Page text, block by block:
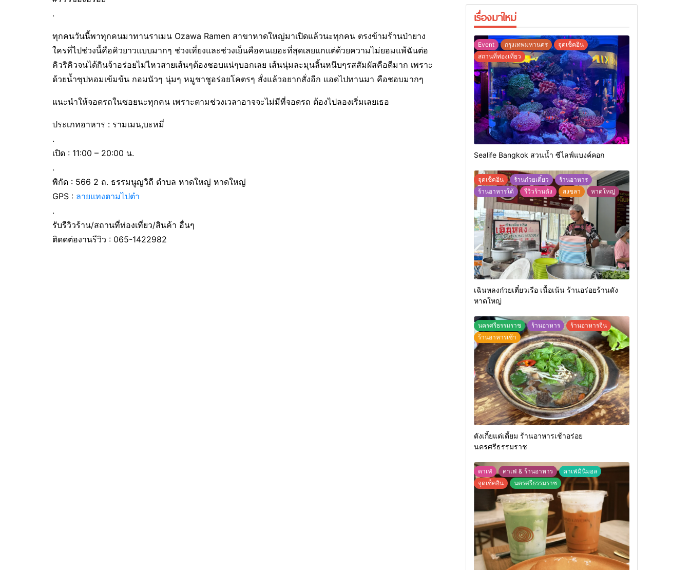
.
ทุกคนวันนี้พาทุกคนมาทานราเมน Ozawa Ramen สาขาหาดใหญ่มาเปิดแล้วนะทุกคน ตรงข้ามร้านป่ายาง
ใครที่ไปช่วงนี้คือคิวยาวแบบมากๆ ช่วงเที่ยงและช่วงเย็นคือคนเยอะที่สุดเลยแกแต่ด้วยความไม่ยอมแพ้ฉันต่อ
คิวริคิวจนได้กินจ้าอร่อยไม่ไหวสายเส้นๆต้องชอบแน่ๆบอกเลย เส้นนุ่มละมุนลิ้นหนึบๆรสสัมผัสคือดีมาก เพราะ
ด้วยน้ำซุปหอมเข้มข้น กอมนัวๆ นุ่มๆ หมูชาชูอร่อยโคตรๆ สั่งแล้วอยากสั่งอีก แอดไปทานมา คือชอบมากๆ
แนะนำให้จอดรถในซอยนะทุกคน เพราะตามช่วงเวลาอาจจะไม่มีที่จอดรถ ต้องไปลองเริ่มเลยเธอ
ประเภทอาหาร : รามเมน,บะหมี่
.
เปิด : 11:00 – 20:00 น.
.
พิกัด : 566 2 ถ. ธรรมนูญวิถี ตำบล หาดใหญ่ หาดใหญ่
GPS : ลายแทงตามไปตำ
.
รับรีวิวร้าน/สถานที่ท่องเที่ยว/สินค้า อื่นๆ
ติดดต่องานรีวิว : 065-1422982
เรื่องมาใหม่
Event กรุงเทพมหานคร
จุดเช็คอิน
สถานที่ท่องเที่ยว
Sealife Bangkok สวนน้ำ ซีไลฟ์แบงค์คอก
จุดเช็คอิน ร้านก๋วยเตี๋ยว
ร้านอาหาร
ร้านอาหารใต้
รีวิวร้านดัง สงขลา หาดใหญ่
เฉินหลงก๋วยเตี๋ยวเรือ เนื้อเน้น ร้านอร่อยร้านดัง
หาดใหญ่
นครศรีธรรมราช ร้านอาหาร
ร้านอาหารจีน
ร้านอาหารเช้า
ตังเกี้ยแต่เตี้ยม ร้านอาหารเช้าอร่อย
นครศรีธรรมราช
คาเฟ่ คาเฟ่ & ร้านอาหาร
คาเฟ่มินิมอล
จุดเช็คอิน
นครศรีธรรมราช